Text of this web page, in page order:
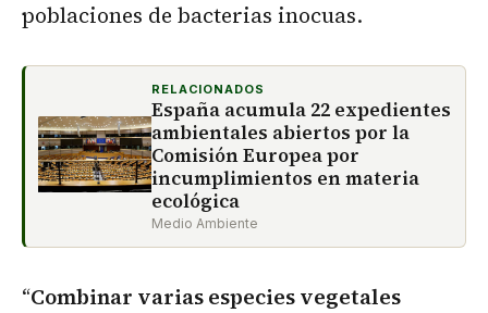
poblaciones de bacterias inocuas.
RELACIONADOS
España acumula 22 expedientes
ambientales abiertos por la
Comisión Europea por
incumplimientos en materia
ecológica
Medio Ambiente
“Combinar varias especies vegetales